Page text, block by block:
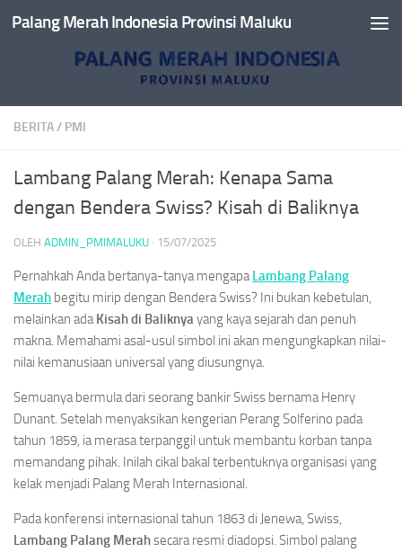
Skip to content
Palang Merah Indonesia Provinsi Maluku
BERITA/ PMI
Lambang Palang Merah: Kenapa Sama
dengan Bendera Swiss? Kisah di Baliknya
OLEH ADMIN_PMIMALUKU · 15/07/2025
Pernahkah Anda bertanya-tanya mengapaLambang Palang
Merah begitu mirip dengan Bendera Swiss? Ini bukan kebetulan,
melainkan adaKisah di Baliknyayang kaya sejarah dan penuh
makna. Memahami asal-usul simbol ini akan mengungkapkan nilai-
nilai kemanusiaan universal yang diusungnya.
Semuanya bermula dari seorang bankir Swiss bernama Henry
Dunant. Setelah menyaksikan kengerian Perang Solferino pada
tahun 1859, ia merasa terpanggil untuk membantu korban tanpa
memandang pihak. Inilah cikal bakal terbentuknya organisasi yang
kelak menjadi Palang Merah Internasional.
Pada konferensi internasional tahun 1863 di Jenewa, Swiss,
Lambang Palang Merahsecara resmi diadopsi. Simbol palang